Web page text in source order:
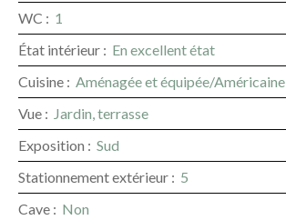
WC : 1
État intérieur : En excellent état
Cuisine : Aménagée et équipée/Américaine
Vue : Jardin, terrasse
Exposition : Sud
Stationnement extérieur : 5
Cave : Non